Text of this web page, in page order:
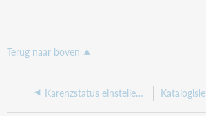
Terug naar boven
Karenzstatus einstellen ab Version 12